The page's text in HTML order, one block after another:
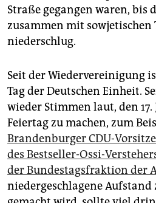
Straße gegangen waren, bis
zusammen mit sowjetischen
niederschlug.
Seit der Wiedervereinigung
Tag der Deutschen Einheit.
wieder Stimmen laut, den
Feiertag zu machen, zum
Brandenburger CDU-
des Bestseller-Ossi-
der Bundestagsfraktion der
niedergeschlagene Aufstand